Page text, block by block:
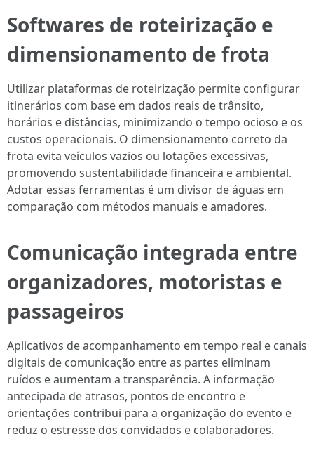
Softwares de roteirização e
dimensionamento de frota
Utilizar plataformas de roteirização permite configurar
itinerários com base em dados reais de trânsito,
horários e distâncias, minimizando o tempo ocioso e os
custos operacionais. O dimensionamento correto da
frota evita veículos vazios ou lotações excessivas,
promovendo sustentabilidade financeira e ambiental.
Adotar essas ferramentas é um divisor de águas em
comparação com métodos manuais e amadores.
Comunicação integrada entre
organizadores, motoristas e
passageiros
Aplicativos de acompanhamento em tempo real e canais
digitais de comunicação entre as partes eliminam
ruídos e aumentam a transparência. A informação
antecipada de atrasos, pontos de encontro e
orientações contribui para a organização do evento e
reduz o estresse dos convidados e colaboradores.